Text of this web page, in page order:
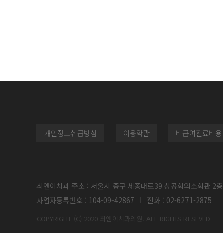
개인정보취급방침 이용약관 비급여진료비용
최앤이치과 주소 : 서울시 중구 세종대로39 상공회의소회관 2층
사업자등록번호 : 104-09-42867
전화 : 02-6271-2875
COPYRIGHT (C) 2020 최앤이치과의원. ALL RIGHTS RESEVED